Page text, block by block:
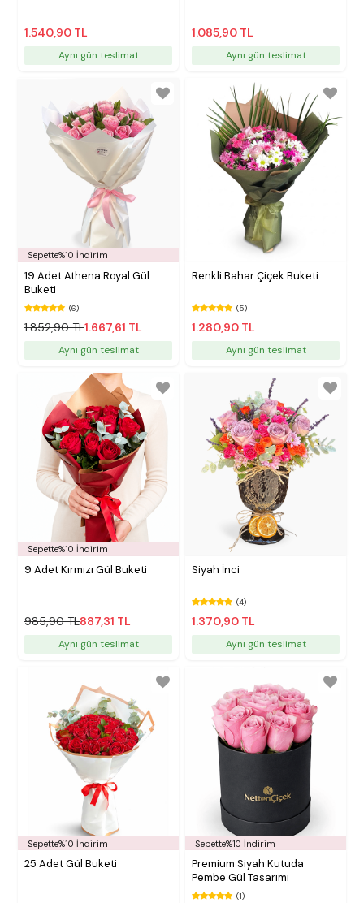
1.540,90 TL
Aynı gün teslimat
1.085,90 TL
Aynı gün teslimat
Sepette%10 İndirim
19 Adet Athena Royal Gül
Buketi
(6)
1.852,90 TL1.667,61 TL
Aynı gün teslimat
Renkli Bahar Çiçek Buketi
(5)
1.280,90 TL
Aynı gün teslimat
Sepette%10 İndirim
9 Adet Kırmızı Gül Buketi
985,90 TL887,31 TL
Aynı gün teslimat
Siyah İnci
(4)
1.370,90 TL
Aynı gün teslimat
Sepette%10 İndirim
25 Adet Gül Buketi
Sepette%10 İndirim
Premium Siyah Kutuda
Pembe Gül Tasarımı
(1)